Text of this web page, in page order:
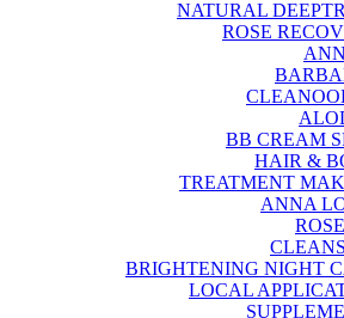
NATURAL
ROSE
BB CREAM
HAIR &
TREATMENT
ANNA
BRIGHTENING NIGHT
LOCAL